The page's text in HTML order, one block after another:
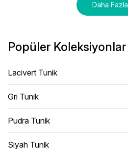
Daha Fazla
Popüler Koleksiyonlar
Lacivert Tunik
Gri Tunik
Pudra Tunik
Siyah Tunik